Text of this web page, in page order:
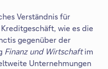
Verständnis für
wie es die
gegenüber der
Finanz und Wirtschaftim
Unternehmungen